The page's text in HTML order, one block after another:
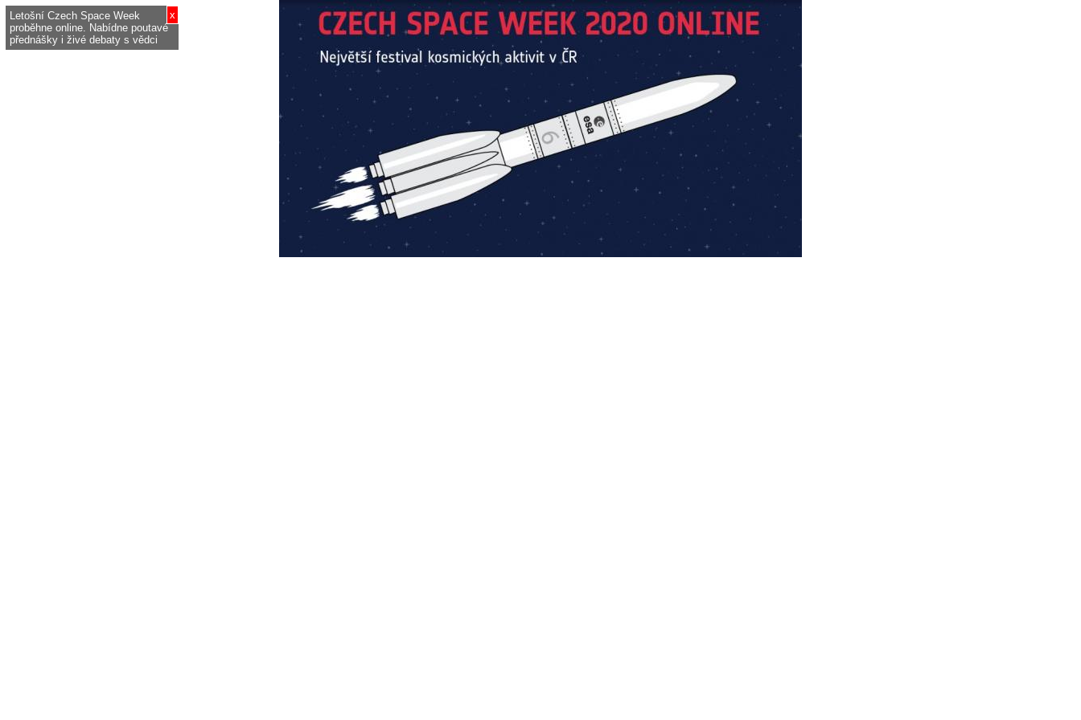
x
Letošní Czech Space Week
proběhne online. Nabídne poutavé
přednášky i živé debaty s vědci